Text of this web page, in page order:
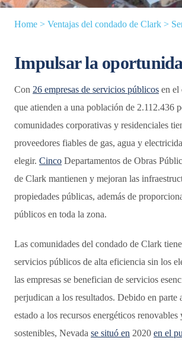
Home > Ventajas del condado de Clark >
Impulsar la
Con 26 empresas de servicios públicos en el
que atienden a una población de 2.112.436
comunidades corporativas y residenciales
proveedores fiables de gas, agua y
elegir. Cinco Departamentos de Obras
de Clark mantienen y mejoran las
propiedades públicas, además de
públicos en toda la zona.
Las comunidades del condado de Clark
servicios públicos de alta eficiencia sin los
las empresas se benefician de servicios
perjudican a los resultados. Debido en parte
estado a los recursos energéticos renovables
sostenibles, Nevada se situó en 2020 en el